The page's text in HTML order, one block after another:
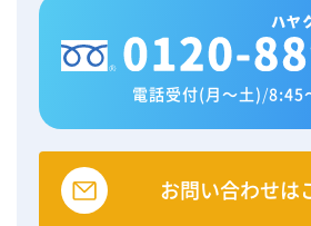
電話受付(月～土) /8:45
お問い合わせは